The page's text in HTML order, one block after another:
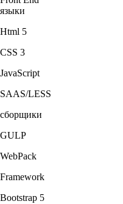
языки
Html 5
CSS 3
JavaScript
SAAS/LESS
сборщики
GULP
WebPack
Framework
Bootstrap 5